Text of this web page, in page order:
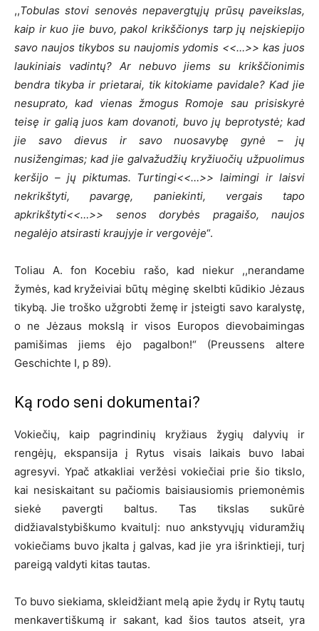
,,Tobulas stovi senovės nepavergtųjų prūsų paveikslas,
kaip ir kuo jie buvo, pakol krikščionys tarp jų neįskiepijo
savo naujos tikybos su naujomis ydomis <<…>> kas juos
laukiniais vadintų? Ar nebuvo jiems su krikščionimis
bendra tikyba ir prietarai, tik kitokiame pavidale? Kad jie
nesuprato, kad vienas žmogus Romoje sau prisiskyrė
teisę ir galią juos kam dovanoti, buvo jų beprotystė; kad
jie savo dievus ir savo nuosavybę gynė – jų
nusižengimas; kad jie galvažudžių kryžiuočių užpuolimus
keršijo – jų piktumas. Turtingi<<…>> laimingi ir laisvi
nekrikštyti, pavargę, paniekinti, vergais tapo
apkrikštyti<<…>> senos dorybės pragaišo, naujos
negalėjo atsirasti kraujyje ir vergovėje“.
Toliau A. fon Kocebiu rašo, kad niekur ,,nerandame
žymės, kad kryžeiviai būtų mėginę skelbti kūdikio Jėzaus
tikybą. Jie troško užgrobti žemę ir įsteigti savo karalystę,
o ne Jėzaus mokslą ir visos Europos dievobaimingas
pamišimas jiems ėjo pagalbon!“ (Preussens altere
Geschichte I, p 89).
Ką rodo seni dokumentai?
Vokiečių, kaip pagrindinių kryžiaus žygių dalyvių ir
rengėjų, ekspansija į Rytus visais laikais buvo labai
agresyvi. Ypač atkakliai veržėsi vokiečiai prie šio tikslo,
kai nesiskaitant su pačiomis baisiausiomis priemonėmis
siekė pavergti baltus. Tas tikslas sukūrė
didžiavalstybiškumo kvaitulį: nuo ankstyvųjų viduramžių
vokiečiams buvo įkalta į galvas, kad jie yra išrinktieji, turį
pareigą valdyti kitas tautas.
To buvo siekiama, skleidžiant melą apie žydų ir Rytų tautų
menkavertiškumą ir sakant, kad šios tautos atseit, yra